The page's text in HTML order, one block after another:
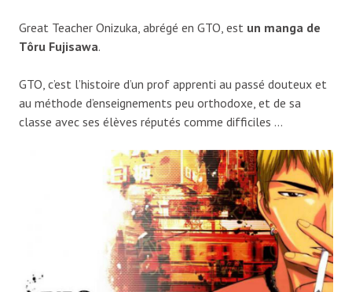
Great Teacher Onizuka, abrégé en GTO, est un manga de
Tôru Fujisawa.
GTO, c’est l’histoire d’un prof apprenti au passé douteux et
au méthode d’enseignements peu orthodoxe, et de sa
classe avec ses élèves réputés comme difficiles …